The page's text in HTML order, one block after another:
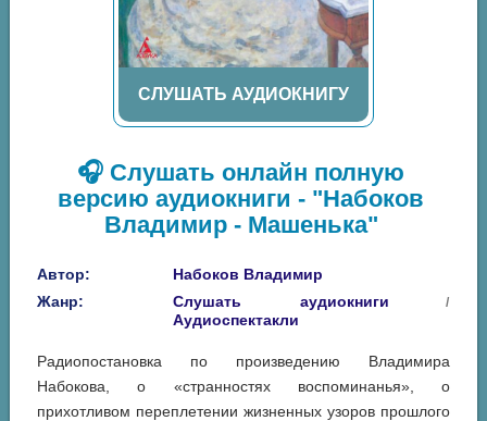
СЛУШАТЬ АУДИОКНИГУ
🎧 Слушать онлайн полную
версию аудиокниги - "Набоков
Владимир - Машенька"
Автор:
Набоков Владимир
Жанр:
Слушать аудиокниги /
Аудиоспектакли
Радиопостановка по произведению Владимира
Набокова, о «странностях воспоминанья», о
прихотливом переплетении жизненных узоров прошлого